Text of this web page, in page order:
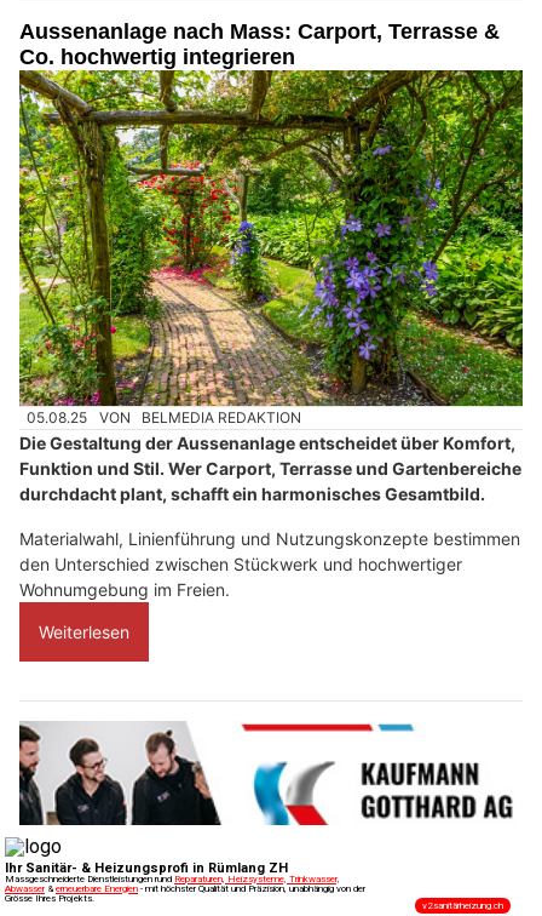
Aussenanlage nach Mass: Carport, Terrasse &
Co. hochwertig integrieren
05.08.25 VON BELMEDIA REDAKTION
Die Gestaltung der Aussenanlage entscheidet über Komfort,
Funktion und Stil. Wer Carport, Terrasse und Gartenbereiche
durchdacht plant, schafft ein harmonisches Gesamtbild.
Materialwahl, Linienführung und Nutzungskonzepte bestimmen
den Unterschied zwischen Stückwerk und hochwertiger
Wohnumgebung im Freien.
Weiterlesen